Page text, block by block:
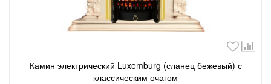
Камин электрический Luxemburg (сланец бежевый) с
классическим очагом